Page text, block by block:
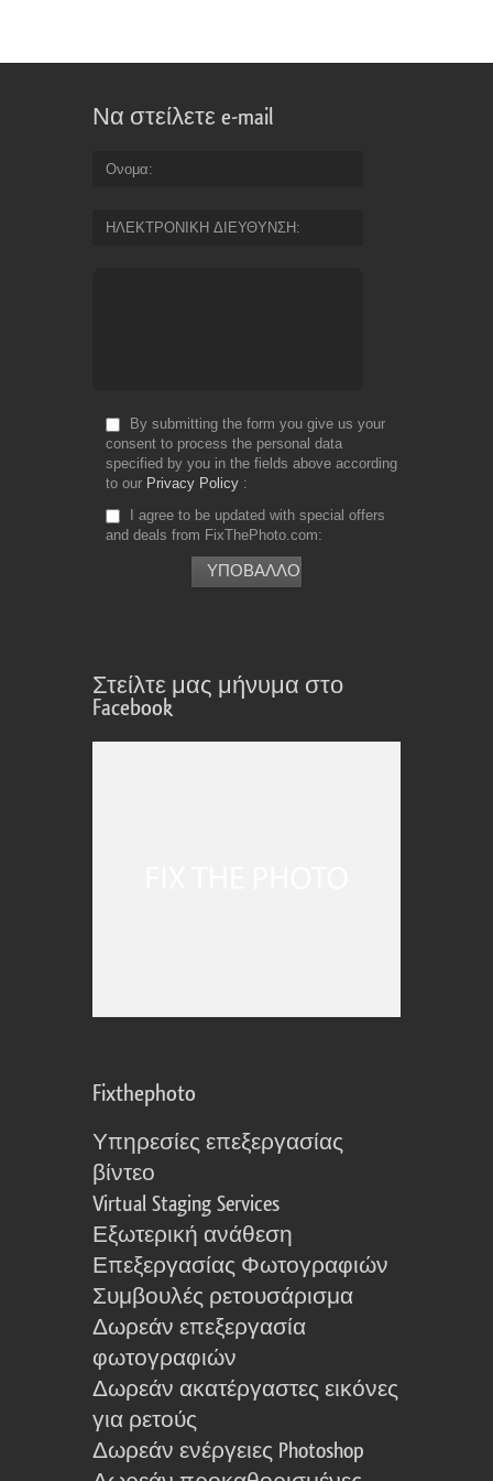
Να στείλετε e-mail
Ονομα
ΗΛΕΚΤΡΟΝΙΚΗ ΔΙΕΥΘΥΝΣΗ
By submitting the form you give us your
consent to process the personal data
specified by you in the fields above according
to our Privacy Policy
I agree to be updated with special offers
and deals from FixThePhoto.com
Στείλτε μας μήνυμα στο
Facebook
Fixthephoto
Υπηρεσίες επεξεργασίας
βίντεο
Virtual Staging Services
Εξωτερική ανάθεση
Επεξεργασίας Φωτογραφιών
Συμβουλές ρετουσάρισμα
Δωρεάν επεξεργασία
φωτογραφιών
Δωρεάν ακατέργαστες εικόνες
για ρετούς
Δωρεάν ενέργειες Photoshop